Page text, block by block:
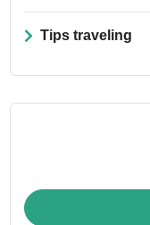
Tips traveling